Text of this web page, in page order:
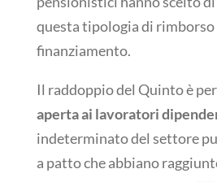
questa tipologia di rimborso
finanziamento.
Il raddoppio del Quinto è
aperta ai lavoratori
indeterminato del settore
a patto che abbiano